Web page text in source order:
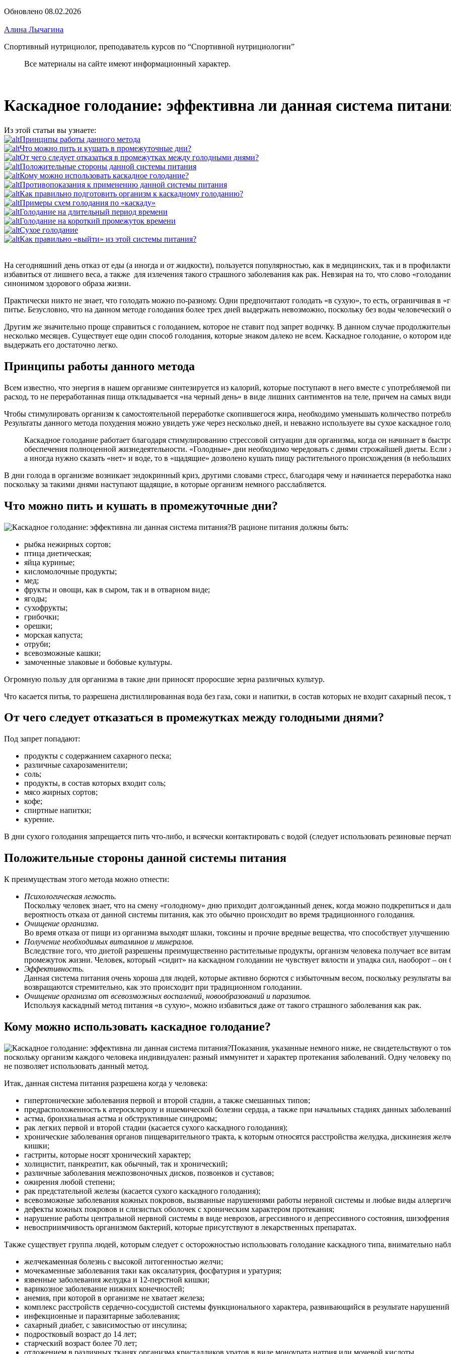
Обновлено 08.02.2026
Алина Лычагина
Спортивный нутрициолог, преподаватель курсов по “Спортивной нутрициологии”
Все материалы на сайте имеют информационный характер.
Каскадное голодание: эффективна ли данная система
Из этой статьи вы узнаете:
Принципы работы данного метода
Что можно пить и кушать в промежуточные дни?
От чего следует отказаться в промежутках между голодными днями?
Положительные стороны данной системы питания
Кому можно использовать каскадное голодание?
Противопоказания к применению данной системы питания
Как правильно подготовить организм к каскадному голоданию?
Примеры схем голодания по «каскаду»
Голодание на длительный период времени
Голодание на короткий промежуток времени
Сухое голодание
Как правильно «выйти» из этой системы питания?
На сегодняшний день отказ от еды (а иногда и от жидкости), пользуется популярностью, как в медицинских, так и в
избавиться от лишнего веса, а также для излечения такого страшного заболевания как рак. Невзирая на то, что слово
синонимом здорового образа жизни.
Практически никто не знает, что голодать можно по-разному. Одни предпочитают голодать «в сухую», то есть, ограничивая в
питье. Безусловно, что на данном методе голодания более трех дней выдержать невозможно, поскольку без воды
Другим же значительно проще справиться с голоданием, которое не ставит под запрет водичку. В данном случае
несколько месяцев. Существует еще один способ голодания, которые знаком далеко не всем. Каскадное голодание, о котором
выдержать его достаточно легко.
Принципы работы данного метода
Всем известно, что энергия в нашем организме синтезируется из калорий, которые поступают в него вместе с употребляемой
расход, то не переработанная пища откладывается «на черный день» в виде лишних сантиментов на теле, причем на самых
Чтобы стимулировать организм к самостоятельной переработке скопившегося жира, необходимо уменьшать количество
Результаты данного метода похудения можно увидеть уже через несколько дней, и неважно используете вы сухое каскадное
Каскадное голодание работает благодаря стимулированию стрессовой ситуации для организма, когда он начинает в
обеспечения полноценной жизнедеятельности. «Голодные» дни необходимо чередовать с днями строжайшей диеты.
а иногда нужно сказать «нет» и воде, то в «щадящие» дозволено кушать пищу растительного происхождения (в
В дни голода в организме возникает эндокринный криз, другими словами стресс, благодаря чему и начинается переработка
поскольку за такими днями наступают щадящие, в которые организм немного расслабляется.
Что можно пить и кушать в промежуточные дни?
В рационе питания должны быть:
рыбка нежирных сортов;
птица диетическая;
яйца куриные;
кисломолочные продукты;
мед;
фрукты и овощи, как в сыром, так и в отварном виде;
ягоды;
сухофрукты;
грибочки;
орешки;
морская капуста;
отруби;
всевозможные кашки;
замоченные злаковые и бобовые культуры.
Огромную пользу для организма в такие дни приносят проросшие зерна различных культур.
Что касается питья, то разрешена дистиллированная вода без газа, соки и напитки, в состав которых не входит сахарный
От чего следует отказаться в промежутках между голодными днями?
Под запрет попадают:
продукты с содержанием сахарного песка;
различные сахарозаменители;
соль;
продукты, в состав которых входит соль;
мясо жирных сортов;
кофе;
спиртные напитки;
курение.
В дни сухого голодания запрещается пить что-либо, и всячески контактировать с водой (следует использовать резиновые
Положительные стороны данной системы питания
К преимуществам этого метода можно отнести:
Психологическая легкость.
Поскольку человек знает, что на смену «голодному» дню приходит долгожданный денек, когда можно подкрепиться и
вероятность отказа от данной системы питания, как это обычно происходит во время традиционного голодания.
Очищение организма.
Во время отказа от пищи из организма выходят шлаки, токсины и прочие вредные вещества, что способствует
Получение необходимых витаминов и минералов.
Вследствие того, что диетой разрешены преимущественно растительные продукты, организм человека получает все
промежуток жизни. Человек, который «сидит» на каскадном голодании не чувствует вялости и упадка сил, наоборот – он
Эффективность.
Данная система питания очень хороша для людей, которые активно борются с избыточным весом, поскольку
возвращаются стремительно, как это происходит при традиционном голодании.
Очищение организма от всевозможных воспалений, новообразований и паразитов.
Используя каскадный метод питания «в сухую», можно избавиться даже от такого страшного заболевания как рак.
Кому можно использовать каскадное голодание?
Показания, указанные немного ниже, не свидетельствуют о
поскольку организм каждого человека индивидуален: разный иммунитет и характер протекания заболеваний. Одну человеку
не позволяет использовать данный метод.
Итак, данная система питания разрешена когда у человека:
гипертонические заболевания первой и второй стадии, а также смешанных типов;
предрасположенность к атеросклерозу и ишемической болезни сердца, а также при начальных стадиях данных
астма, бронхиальная астма и обструктивные синдромы;
рак легких первой и второй стадии (касается сухого каскадного голодания);
хронические заболевания органов пищеварительного тракта, к которым относятся расстройства желудка, дискинезия
кишки;
гастриты, которые носят хронический характер;
холицистит, панкреатит, как обычный, так и хронический;
различные заболевания межпозвоночных дисков, позвонков и суставов;
ожирения любой степени;
рак предстательной железы (касается сухого каскадного голодания);
всевозможные заболевания кожных покровов, вызванные нарушениями работы нервной системы и любые виды
дефекты кожных покровов и слизистых оболочек с хроническим характером протекания;
нарушение работы центральной нервной системы в виде неврозов, агрессивного и депрессивного состояния,
невосприимчивость организмом бактерий, которые присутствуют в лекарственных препаратах.
Также существует группа людей, которым следует с осторожностью использовать голодание каскадного типа, внимательно
желчекаменная болезнь с высокой литогенностью желчи;
мочекаменные заболевания таки как оксалатурия, фосфатурия и уратурия;
язвенные заболевания желудка и 12-перстной кишки;
варикозное заболевание нижних конечностей;
анемия, при которой в организме не хватает железа;
комплекс расстройств сердечно-сосудистой системы функционального характера, развивающийся в результате
инфекционные и паразитарные заболевания;
сахарный диабет, с зависимостью от инсулина;
подростковый возраст до 14 лет;
старческий возраст более 70 лет;
отложением в различных тканях организма кристалликов уратов в виде моноурата натрия или мочевой кислоты.